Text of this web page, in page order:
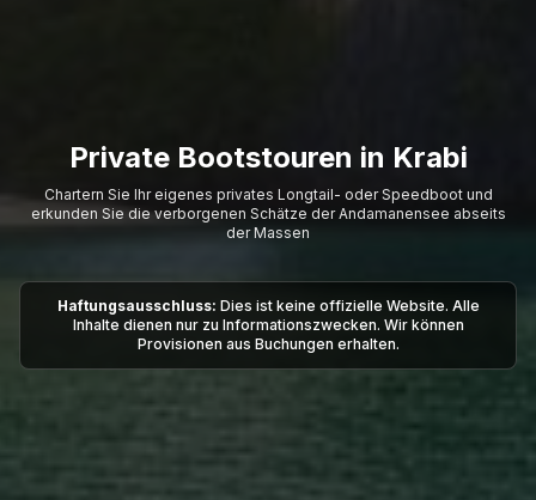
Private Bootstouren in Krabi
Chartern Sie Ihr eigenes privates Longtail- oder Speedboot und
erkunden Sie die verborgenen Schätze der Andamanensee abseits
der Massen
Haftungsausschluss: Dies ist keine offizielle Website. Alle
Inhalte dienen nur zu Informationszwecken. Wir können
Provisionen aus Buchungen erhalten.